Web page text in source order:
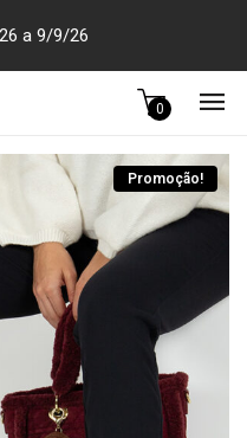
a 9/9/26
0
Promoção!